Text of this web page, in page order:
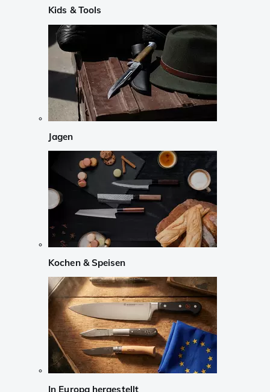
Kids & Tools
Jagen
Kochen & Speisen
In Europa hergestellt